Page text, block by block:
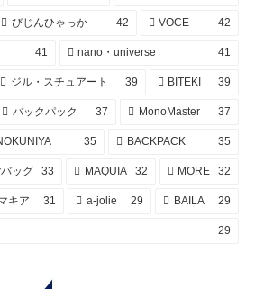
びじんひゃっか 42 VOCE 42
41 nano・universe 41
ジル・スチュアート 39 BITEKI 39
バックパック 37 MonoMaster 37
35 BACKPACK 35
ッグ 33 MAQUIA 32 MORE 32
キア 31 a-jolie 29 BAILA 29
29